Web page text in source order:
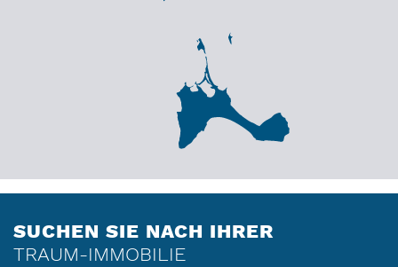
SUCHEN SIE NACH IHRER
TRAUM-IMMOBILIE